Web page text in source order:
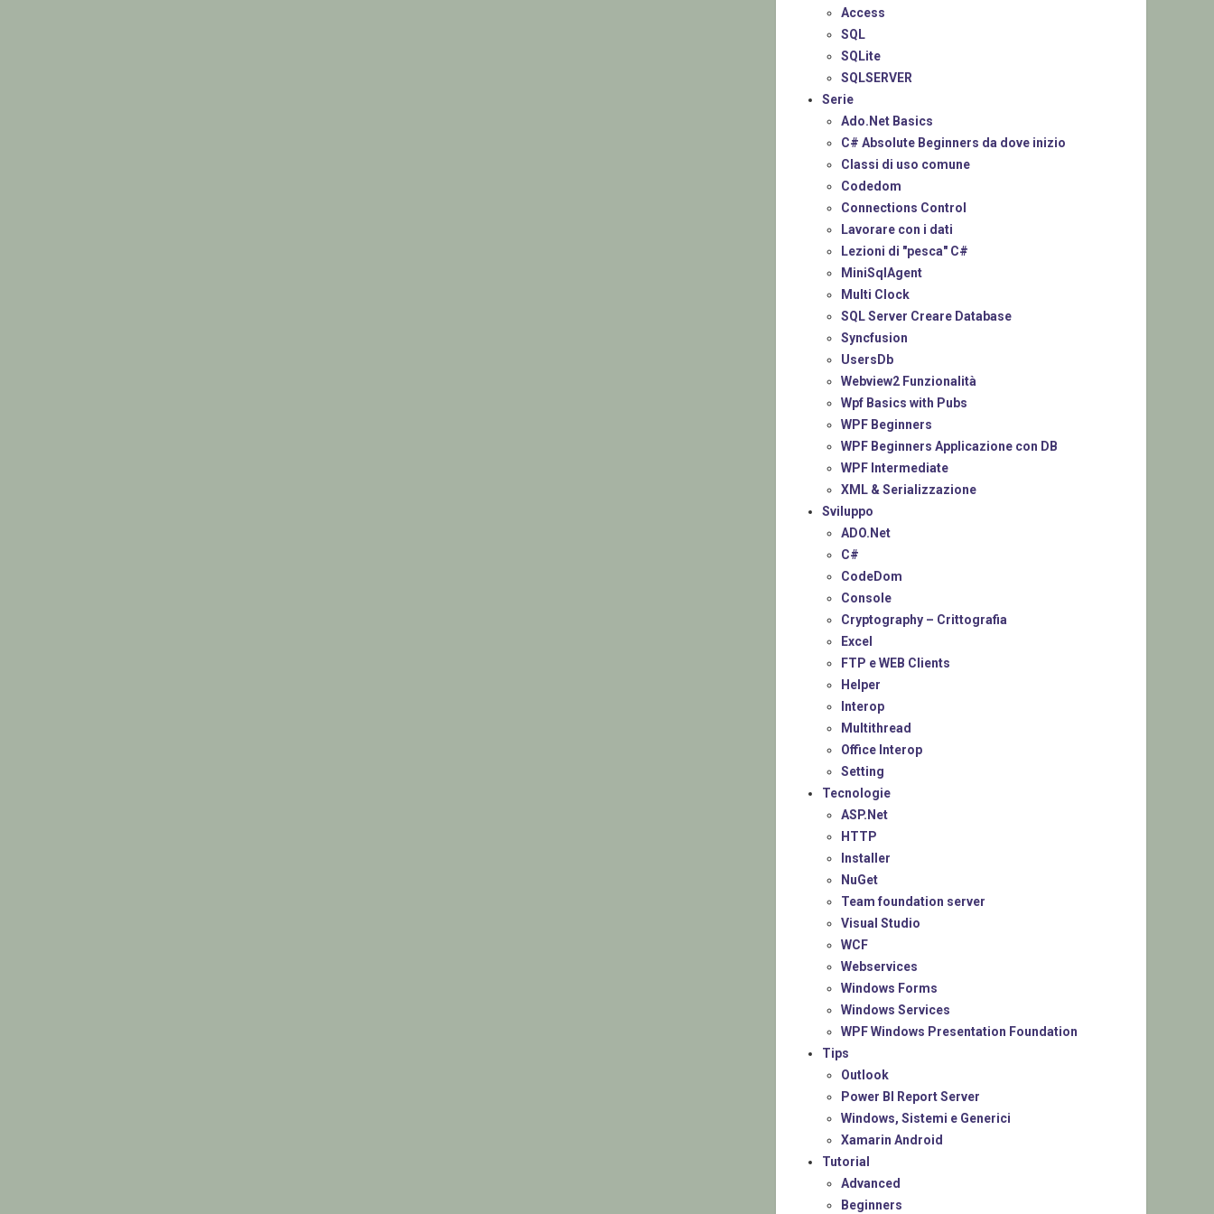
Access
SQL
SQLite
SQLSERVER
Serie
Ado.Net Basics
C# Absolute Beginners da dove inizio
Classi di uso comune
Codedom
Connections Control
Lavorare con i dati
Lezioni di "pesca" C#
MiniSqlAgent
Multi Clock
SQL Server Creare Database
Syncfusion
UsersDb
Webview2 Funzionalità
Wpf Basics with Pubs
WPF Beginners
WPF Beginners Applicazione con DB
WPF Intermediate
XML & Serializzazione
Sviluppo
ADO.Net
C#
CodeDom
Console
Cryptography – Crittografia
Excel
FTP e WEB Clients
Helper
Interop
Multithread
Office Interop
Setting
Tecnologie
ASP.Net
HTTP
Installer
NuGet
Team foundation server
Visual Studio
WCF
Webservices
Windows Forms
Windows Services
WPF Windows Presentation Foundation
Tips
Outlook
Power BI Report Server
Windows, Sistemi e Generici
Xamarin Android
Tutorial
Advanced
Beginners